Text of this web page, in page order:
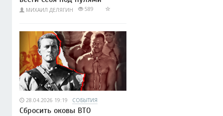
МИХАИЛ ДЕЛЯГИН 589
28.04.2026 19:19 СОБЫТИЯ
Сбросить оковы ВТО